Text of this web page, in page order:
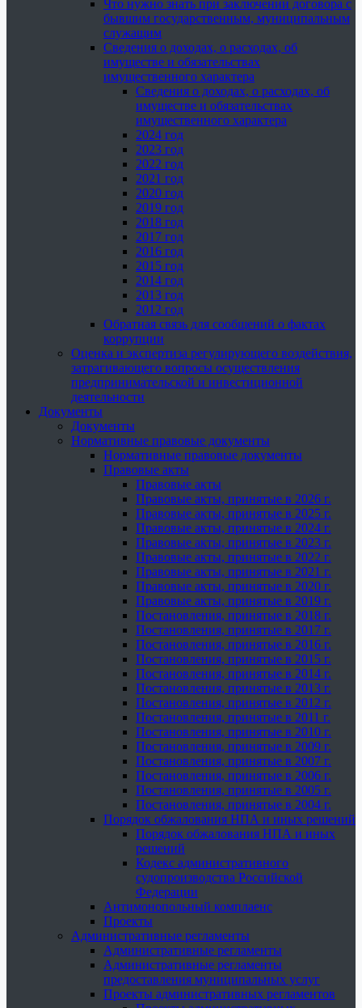
Что нужно знать при заключении договора с
бывшим государственным, муниципальным
служащим
Сведения о доходах, о расходах, об
имуществе и обязательствах
имущественного характера
Сведения о доходах, о расходах, об
имуществе и обязательствах
имущественного характера
2024 год
2023 год
2022 год
2021 год
2020 год
2019 год
2018 год
2017 год
2016 год
2015 год
2014 год
2013 год
2012 год
Обратная связь для сообщений о фактах
коррупции
Оценка и экспертиза регулирующего воздействия,
затрагивающего вопросы осуществления
предпринимательской и инвестиционной
деятельности
Документы
Документы
Нормативные правовые документы
Нормативные правовые документы
Правовые акты
Правовые акты
Правовые акты, принятые в 2026 г.
Правовые акты, принятые в 2025 г.
Правовые акты, принятые в 2024 г.
Правовые акты, принятые в 2023 г.
Правовые акты, принятые в 2022 г.
Правовые акты, принятые в 2021 г.
Правовые акты, принятые в 2020 г.
Правовые акты, принятые в 2019 г.
Постановления, принятые в 2018 г.
Постановления, принятые в 2017 г.
Постановления, принятые в 2016 г.
Постановления, принятые в 2015 г.
Постановления, принятые в 2014 г.
Постановления, принятые в 2013 г.
Постановления, принятые в 2012 г.
Постановления, принятые в 2011 г.
Постановления, принятые в 2010 г.
Постановления, принятые в 2009 г.
Постановления, принятые в 2007 г.
Постановления, принятые в 2006 г.
Постановления, принятые в 2005 г.
Постановления, принятые в 2004 г.
Порядок обжалования НПА и иных решений
Порядок обжалования НПА и иных
решений
Кодекс административного
судопроизводства Российской
Федерации
Антимонопольный комплаенс
Проекты
Административные регламенты
Административные регламенты
Административные регламенты
предоставления муниципальных услуг
Проекты административных регламентов